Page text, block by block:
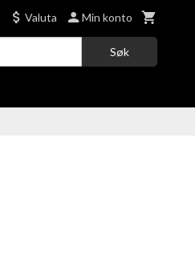
Valuta Min konto
Søk